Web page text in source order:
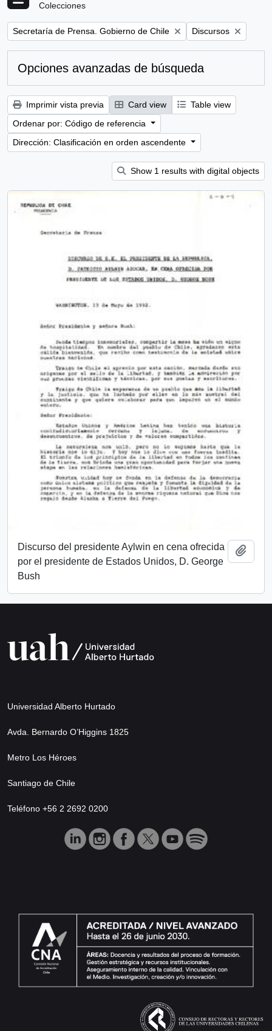
Colecciones
Remove filter:
Secretaría de Prensa. Gobierno de Chile Remove filter:
Discursos
Opciones avanzadas de búsqueda
Imprimir vista previa Card view
Table view
Ordenar por: Código de referencia
Dirección: Clasificación en orden ascendente
Show 1 results with digital objects
Discurso del presidente Aylwin en cena ofrecida
por el presidente de Estados Unidos, D. George
Bush
Universidad Alberto Hurtado
Avda. Bernardo O’Higgins 1825
Metro Los Héroes
Santiago de Chile
Teléfono +56 2 2692 0200